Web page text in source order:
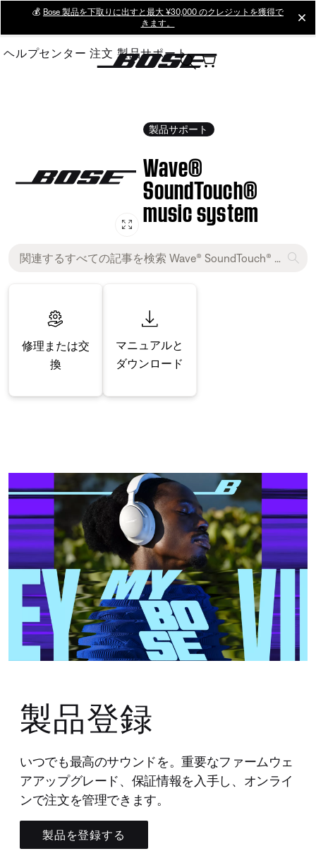
Main
💰 Bose 製品を下取りに出すと最大 ¥30,000 のクレジットを獲得で
きます。
ヘルプセンター 注文 製品サポート
製品サポート
Wave®
SoundTouch®
music system
修理または交
換
マニュアルと
ダウンロード
製品登録
いつでも最高のサウンドを。重要なファームウェ
アアップグレード、保証情報を入手し、オンライ
ンで注文を管理できます。
製品を登録する